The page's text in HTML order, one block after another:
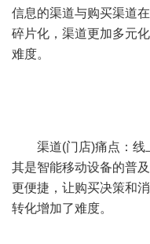
信息的渠道与购买渠道
碎片化，渠道更加多元
难度。
渠道(门店)痛点：线
其是智能移动设备的普
更便捷，让购买决策和
转化增加了难度。